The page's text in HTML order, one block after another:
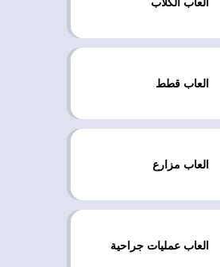
العاب قطط
العاب مزارع
العاب عمليات جراحية